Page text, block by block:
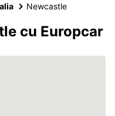
Newcastle
cu Europcar